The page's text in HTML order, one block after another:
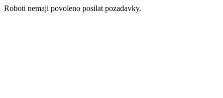
Roboti nemaji povoleno posilat pozadavky.